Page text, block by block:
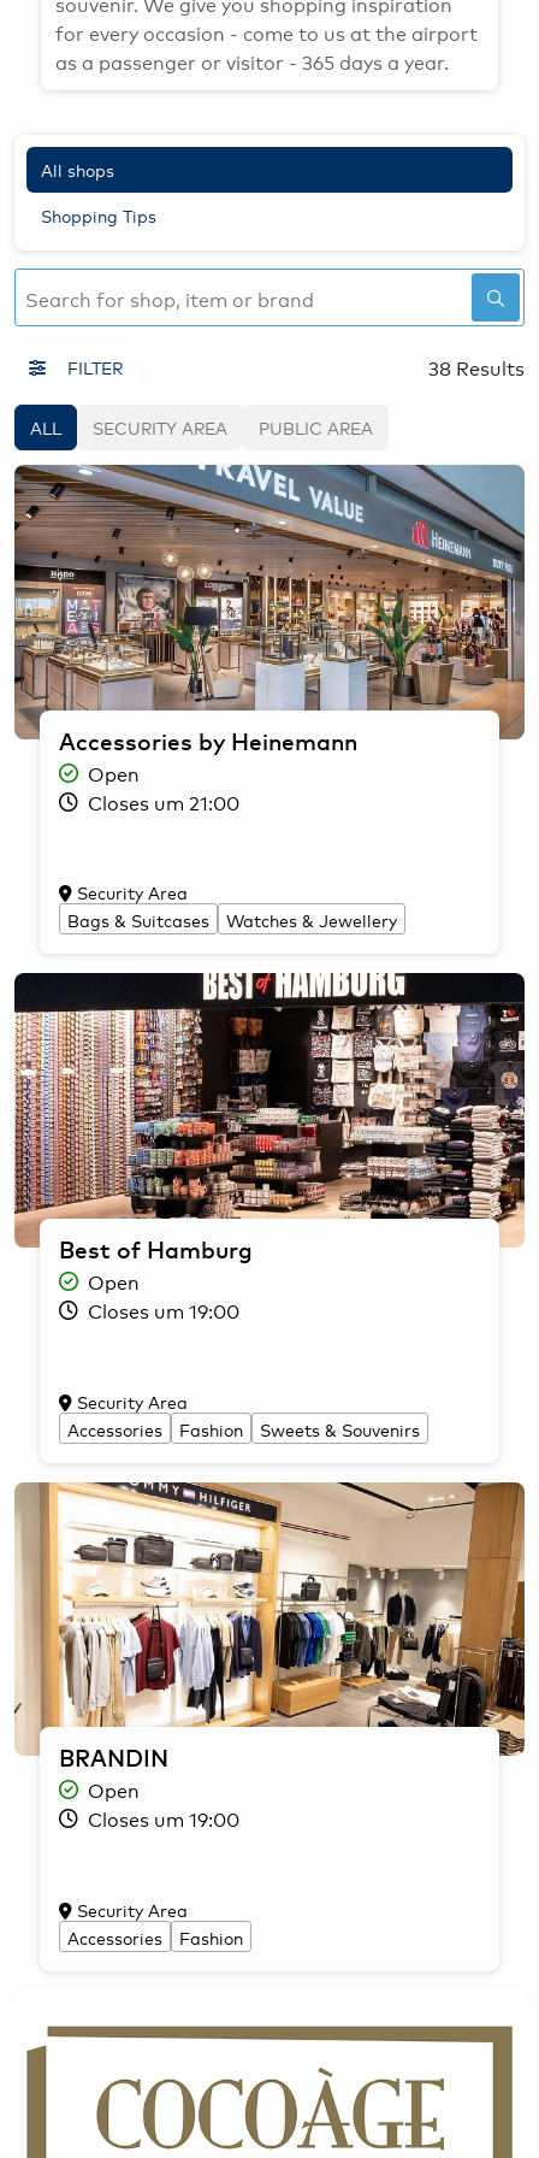
for every occasion - come to us at the airport
as a passenger or visitor - 365 days a year.
All shops
Shopping Tips
FILTER 38 Results
ALL SECURITY AREA PUBLIC AREA
Accessories by Heinemann
Open
Closes um 21:00
Security Area
Bags & Suitcases
Watches & Jewellery
Best of Hamburg
Open
Closes um 19:00
Security Area
Accessories
Fashion Sweets & Souvenirs
BRANDIN
Open
Closes um 19:00
Security Area
Accessories
Fashion